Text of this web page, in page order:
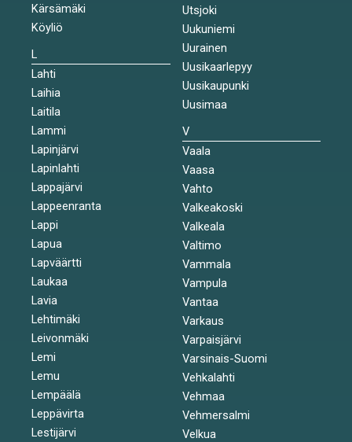
Kärsämäki
Köyliö
L
Lahti
Laihia
Laitila
Lammi
Lapinjärvi
Lapinlahti
Lappajärvi
Lappeenranta
Lappi
Lapua
Lapväärtti
Laukaa
Lavia
Lehtimäki
Leivonmäki
Lemi
Lemu
Lempäälä
Leppävirta
Lestijärvi
Utsjoki
Uukuniemi
Uurainen
Uusikaarlepyy
Uusikaupunki
Uusimaa
V
Vaala
Vaasa
Vahto
Valkeakoski
Valkeala
Valtimo
Vammala
Vampula
Vantaa
Varkaus
Varpaisjärvi
Varsinais-Suomi
Vehkalahti
Vehmaa
Vehmersalmi
Velkua